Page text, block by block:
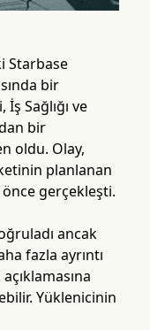
Starbase
bir
Sağlığı ve
bir
oldu. Olay,
planlanan
önce gerçekleşti.
ancak
fazla ayrıntı
Yüklenicinin